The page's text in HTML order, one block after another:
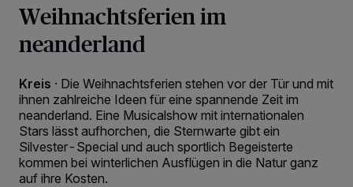
Weihnachtsferien im
neanderland
Kreis · Die Weihnachtsferien stehen vor der Tür und mit
ihnen zahlreiche Ideen für eine spannende Zeit im
neanderland. Eine Musicalshow mit internationalen
Stars lässt aufhorchen, die Sternwarte gibt ein
Silvester-Special und auch sportlich Begeisterte
kommen bei winterlichen Ausflügen in die Natur ganz
auf ihre Kosten.
Wir und unsere 218-Partner speichern und greifen auf
personenbezogene Daten wie Browserdaten oder eindeutige
Kennungen auf Ihrem Gerät zu. Durch Auswahl von OK aktivieren Sie
Tracking-Technologien für die unter „Wir und unsere Partner
verarbeiten Daten, um Ihnen Dienste bereitzustellen“ aufgeführten
Zwecke. Wenn Tracker deaktiviert sind, sind manche Inhalte und